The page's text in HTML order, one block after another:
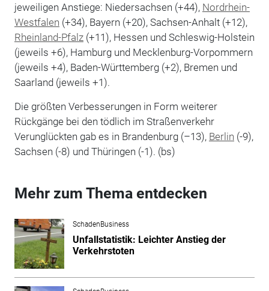
jeweiligen Anstiege: Niedersachsen (+44), Nordrhein-
Westfalen (+34), Bayern (+20), Sachsen-Anhalt (+12),
Rheinland-Pfalz(+11), Hessen und Schleswig-Holstein
(jeweils +6), Hamburg und Mecklenburg-Vorpommern
(jeweils +4), Baden-Württemberg (+2), Bremen und
Saarland (jeweils +1).
Die größten Verbesserungen in Form weiterer
Rückgänge bei den tödlich im Straßenverkehr
Verunglückten gab es in Brandenburg (–13), Berlin (-9),
Sachsen (-8) und Thüringen (-1). (bs)
Mehr zum Thema entdecken
SchadenBusiness
Unfallstatistik: Leichter Anstieg der
Verkehrstoten